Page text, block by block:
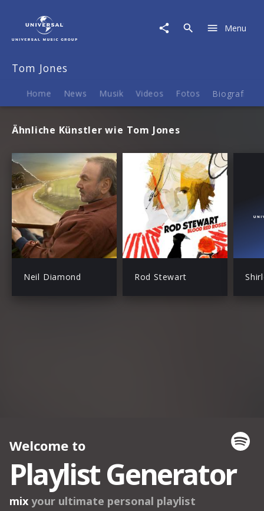
Termine
Menu
Tom Jones
Home News Musik Videos Fotos Biografie
Ähnliche Künstler wie Tom Jones
Neil Diamond Rod Stewart